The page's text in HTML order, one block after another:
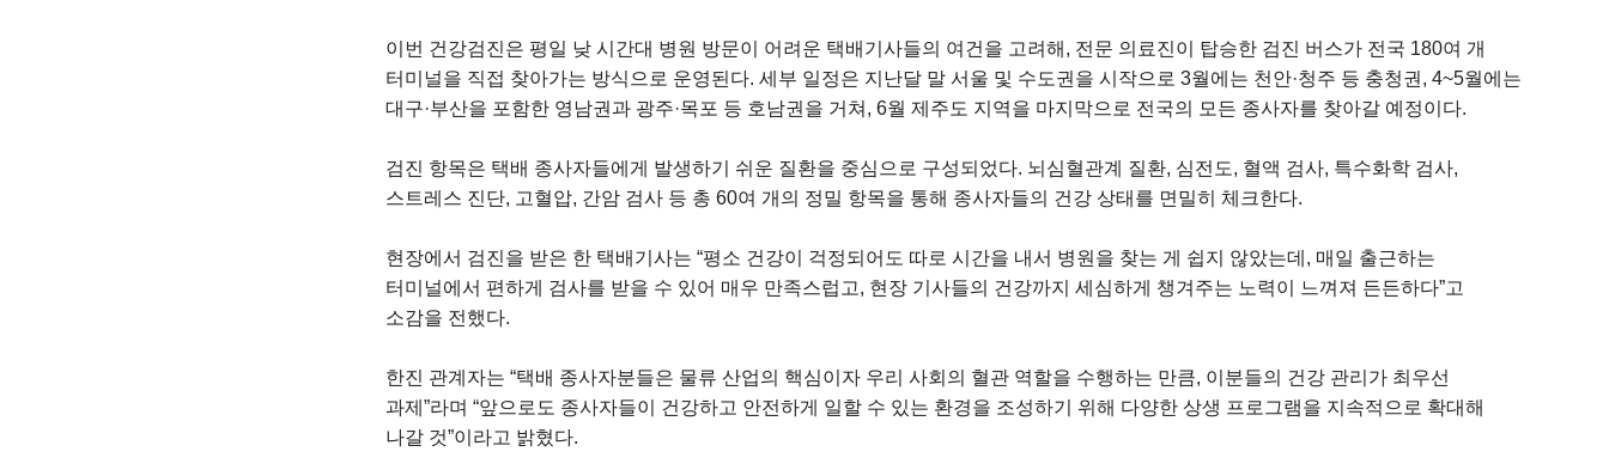
이번 건강검진은 평일 낮 시간대 병원 방문이 어려운 택배기사들의 여건을 고려해, 전문 의료진이 탑승한 검진 버스가 전국 180여 개
터미널을 직접 찾아가는 방식으로 운영된다. 세부 일정은 지난달 말 서울 및 수도권을 시작으로 3월에는 천안·청주 등 충청권, 4~5월에는
대구·부산을 포함한 영남권과 광주·목포 등 호남권을 거쳐, 6월 제주도 지역을 마지막으로 전국의 모든 종사자를 찾아갈 예정이다.
검진 항목은 택배 종사자들에게 발생하기 쉬운 질환을 중심으로 구성되었다. 뇌심혈관계 질환, 심전도, 혈액 검사, 특수화학 검사,
스트레스 진단, 고혈압, 간암 검사 등 총 60여 개의 정밀 항목을 통해 종사자들의 건강 상태를 면밀히 체크한다.
현장에서 검진을 받은 한 택배기사는 “평소 건강이 걱정되어도 따로 시간을 내서 병원을 찾는 게 쉽지 않았는데, 매일 출근하는
터미널에서 편하게 검사를 받을 수 있어 매우 만족스럽고, 현장 기사들의 건강까지 세심하게 챙겨주는 노력이 느껴져 든든하다”고
소감을 전했다.
한진 관계자는 “택배 종사자분들은 물류 산업의 핵심이자 우리 사회의 혈관 역할을 수행하는 만큼, 이분들의 건강 관리가 최우선
과제”라며 “앞으로도 종사자들이 건강하고 안전하게 일할 수 있는 환경을 조성하기 위해 다양한 상생 프로그램을 지속적으로 확대해
나갈 것”이라고 밝혔다.